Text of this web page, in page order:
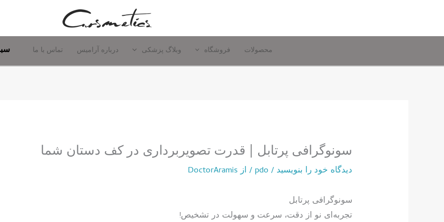
محتوا
محصولات فروشگاه وبلاگ پزشکی درباره آرامیس تماس با ما
سونوگرافی پرتابل | قدرت تصویربرداری در کف دستان شما
دیدگاه‌ خود را بنویسید /
pdo / از DoctorAramis
سونوگرافی پرتابل
تجربه‌ای نو از دقت، سرعت و سهولت در تشخیص!